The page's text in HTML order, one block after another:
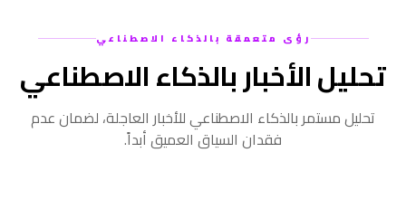
رؤى متعمقة بالذكاء الاصطناعي
تحليل الأخبار بالذكاء الاصطناعي
تحليل مستمر بالذكاء الاصطناعي للأخبار العاجلة، لضمان عدم
فقدان السياق العميق أبداً.